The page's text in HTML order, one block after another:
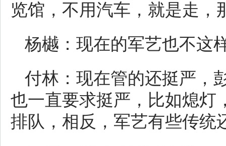
览馆，不用汽车，就是走，
杨樾：现在的军艺也不这
付林：现在管的还挺严，
也一直要求挺严，比如熄灯
排队，相反，军艺有些传统